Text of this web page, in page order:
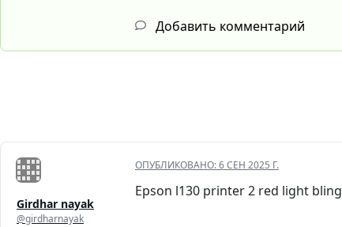
Добавить комментарий
Girdhar nayak
@girdharnayak
ОПУБЛИКОВАНО:6 СЕН 2025 Г.
Epson l130 printer 2 red light bling